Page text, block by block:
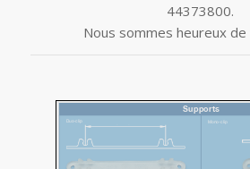
44373800.
Nous sommes heureux de